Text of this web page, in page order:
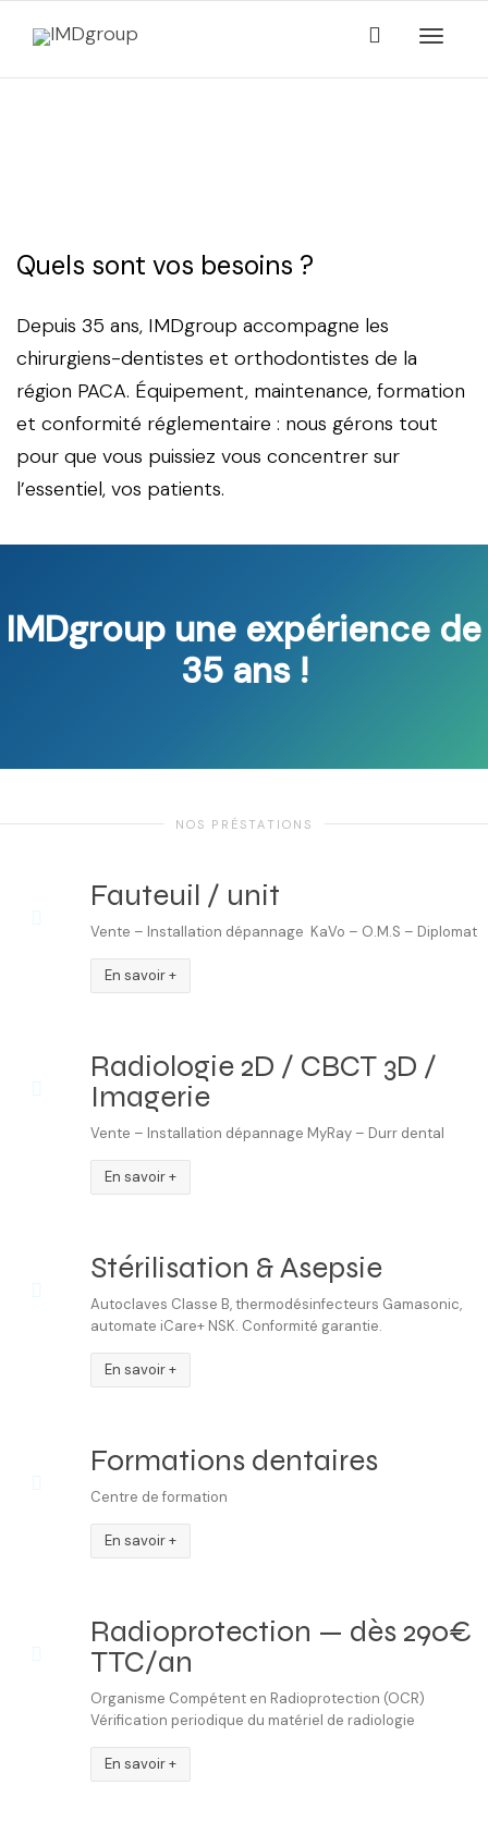
Quels sont vos besoins ?
Depuis 35 ans, IMDgroup accompagne les
chirurgiens-dentistes et orthodontistes de la
région PACA. Équipement, maintenance, formation
et conformité réglementaire : nous gérons tout
pour que vous puissiez vous concentrer sur
l’essentiel, vos patients.
IMDgroup une expérience de
35 ans !
NOS PRÉSTATIONS
Fauteuil / unit
Vente – Installation dépannage KaVo – O.M.S – Diplomat
En savoir +
Radiologie 2D / CBCT 3D /
Imagerie
Vente – Installation dépannage MyRay – Durr dental
En savoir +
Stérilisation & Asepsie
Autoclaves Classe B, thermodésinfecteurs Gamasonic,
automate iCare+ NSK. Conformité garantie.
En savoir +
Formations dentaires
Centre de formation
En savoir +
Radioprotection — dès 290€
TTC/an
Organisme Compétent en Radioprotection (OCR)
Vérification periodique du matériel de radiologie
En savoir +